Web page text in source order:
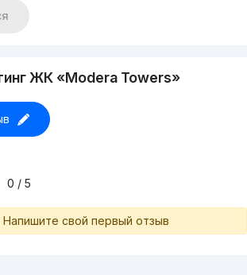
ЖК «Modera Towers»
0 / 5
свой первый отзыв